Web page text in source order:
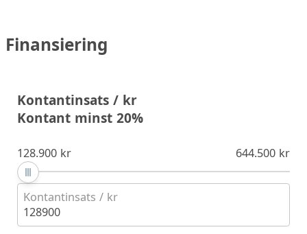
Finansiering
Kontantinsats / kr
Kontant minst 20%
128.900 kr 644.500 kr
Kontantinsats / kr
128900